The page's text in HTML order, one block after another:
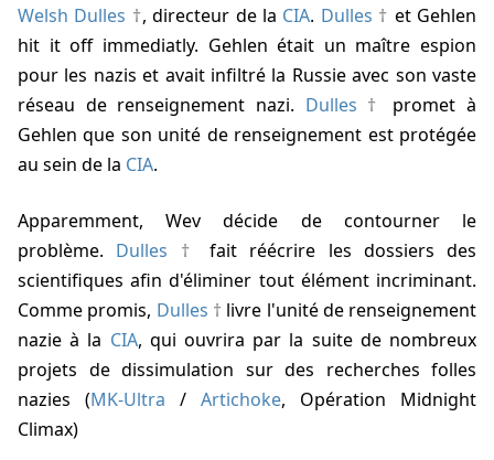
Welsh Dulles
, directeur de la CIA. Dulles
et Gehlen
hit it off immediatly. Gehlen était un maître espion
pour les nazis et avait infiltré la Russie avec son vaste
réseau de renseignement nazi. Dulles
promet à
Gehlen que son unité de renseignement est protégée
au sein de la CIA.
Apparemment, Wev décide de contourner le
problème. Dulles
fait réécrire les dossiers des
scientifiques afin d'éliminer tout élément incriminant.
Comme promis, Dulles
livre l'unité de renseignement
nazie à la CIA, qui ouvrira par la suite de nombreux
projets de dissimulation sur des recherches folles
nazies (MK-Ultra / Artichoke, Opération Midnight
Climax)